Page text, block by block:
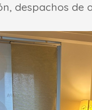
despachos de